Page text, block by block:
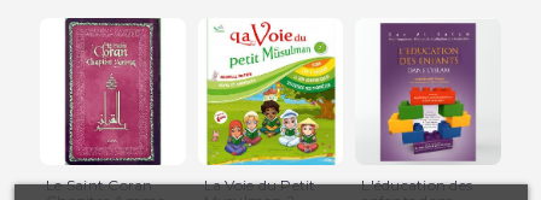
Le Saint Coran
La Voie du Petit
L'éducation des
La